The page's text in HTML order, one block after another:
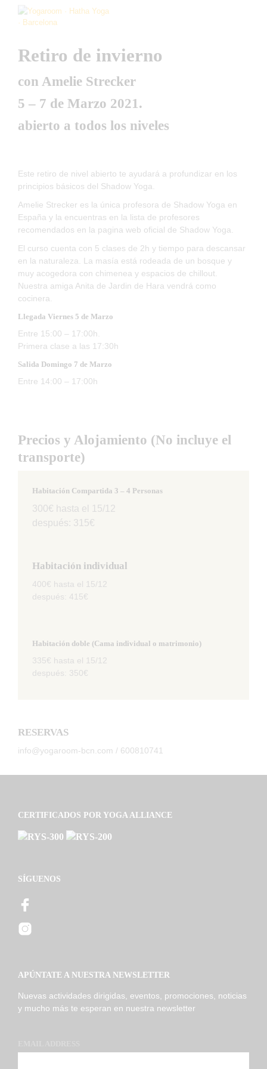
Retiro de invierno
con Amelie Strecker
5 – 7 de Marzo 2021.
abierto a todos los niveles
Este retiro de nivel abierto te ayudará a profundizar en los
principios básicos del Shadow Yoga.
Amelie Strecker es la única profesora de Shadow Yoga en
España y la encuentras en la lista de profesores
recomendados en la pagina web oficial de Shadow Yoga.
El curso cuenta con 5 clases de 2h y tiempo para descansar
en la naturaleza. La masía está rodeada de un bosque y
muy acogedora con chimenea y espacios de chillout.
Nuestra amiga Anita de Jardin de Hara vendrá como
cocinera.
Llegada Viernes 5 de Marzo
Entre 15:00 – 17:00h.
Primera clase a las 17:30h
Salida Domingo 7 de Marzo
Entre 14:00 – 17:00h
Precios y Alojamiento (No incluye el
transporte)
Habitación Compartida 3 – 4 Personas
300€ hasta el 15/12
después: 315€
Habitación individual
400€ hasta el 15/12
después: 415€
Habitación doble (Cama individual o matrimonio)
335€ hasta el 15/12
después: 350€
RESERVAS
info@yogaroom-bcn.com / 600810741
CERTIFICADOS POR YOGA ALLIANCE
SÍGUENOS
APÚNTATE A NUESTRA NEWSLETTER
Nuevas actividades dirigidas, eventos, promociones, noticias
y mucho más te esperan en nuestra newsletter